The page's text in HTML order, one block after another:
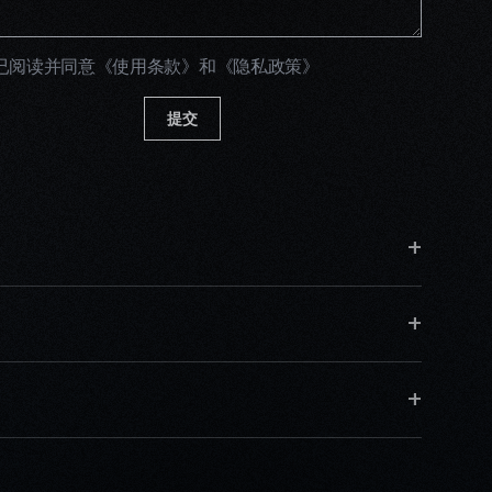
阅读并同意《使用条款》 和 《隐私政策》
提交
+
+
+